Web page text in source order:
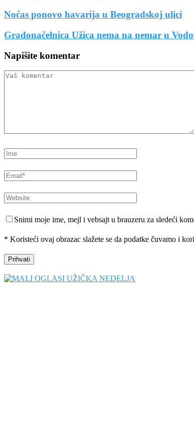
Noćas ponovo havarija u Beogradskoj ulici
Gradonačelnica Užica nema na nemar u
Napišite komentar
Snimi moje ime, mejl i vebsajt u brauzeru za sledeći
* Koristeći ovaj obrazac slažete se da podatke čuvamo i